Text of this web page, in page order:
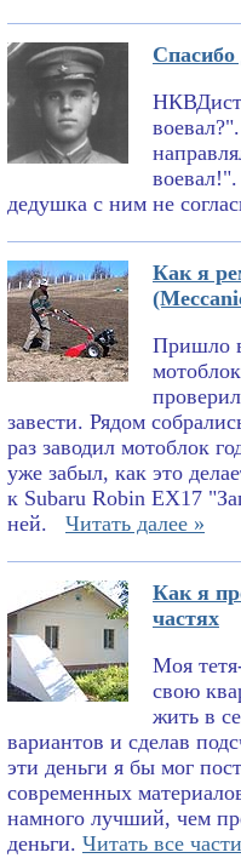
Спасибо
НКВДист
дедушка с ним не
Как я
Пришло
завести. Рядом
раз заводил мотоблок
уже забыл, как это
к Subaru Robin EX17
ней.
Читать далее »
Как я
частях
Моя
свою
жить в
вариантов и сделав
эти деньги я бы мог
современных
намного лучший, чем
деньги. Читать все